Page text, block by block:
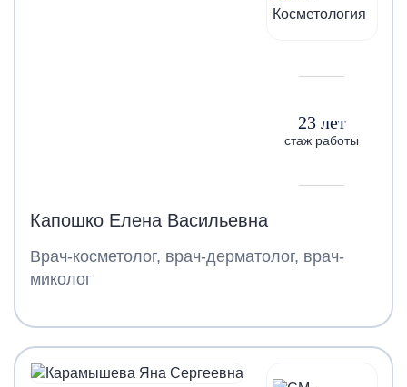
23 лет
стаж работы
Капошко Елена Васильевна
Врач-косметолог, врач-дерматолог, врач-
миколог